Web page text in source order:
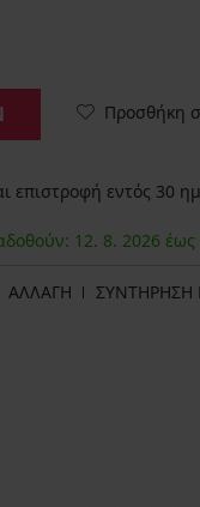
Προσθήκη
επιστροφή εντός 30
12. 8. 2026 έως
ΑΛΛΑΓΗ
ΣΥΝΤΗΡΗΣΗ